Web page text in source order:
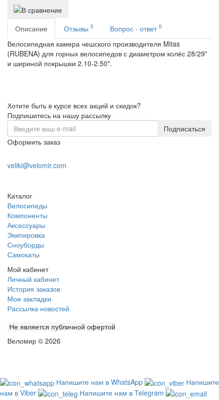
Описание Отзывы 0 Вопрос - ответ 0
Велосипедная камера чешского производителя Mitas
(RUBENA) для горных велосипедов с диаметром колёс 28/29"
и шириной покрышки 2.10-2.50".
Хотите быть в курсе всех акций и скидок?
Подпишитесь на нашу рассылку
Подписаться
Оформить заказ
veliki@velomir.com
Каталог
Велосипеды
Компоненты
Аксессуары
Экипировка
Сноуборды
Самокаты
Мой кабинет
Личный кабинет
История заказов
Мои закладки
Рассылка новостей
Не является публичной офертой
Веломир © 2026
Напишите нам в WhatsApp
Напишите
нам в Viber
Напишите нам в Telegram